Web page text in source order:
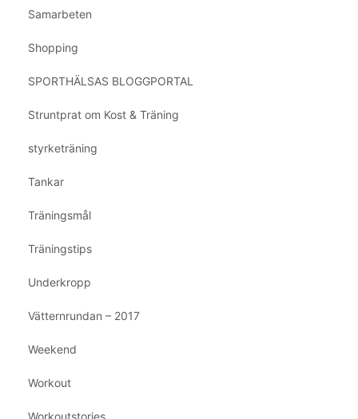
Samarbeten
Shopping
SPORTHÄLSAS BLOGGPORTAL
Struntprat om Kost & Träning
styrketräning
Tankar
Träningsmål
Träningstips
Underkropp
Vätternrundan – 2017
Weekend
Workout